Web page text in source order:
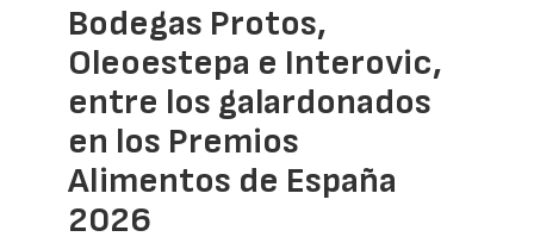
Bodegas Protos,
Oleoestepa e Interovic,
entre los galardonados
en los Premios
Alimentos de España
2026